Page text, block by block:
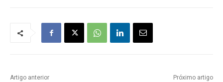
Artigo anterior Próximo artigo